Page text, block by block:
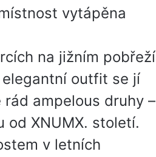
vytápěna
na jižním pobřeží
outfit se jí
rád ampelous druhy –
od XNUMX. století.
v letních